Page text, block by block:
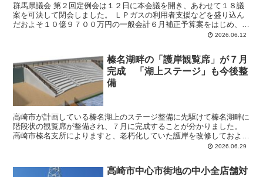
群馬県議会 第２回定例会は１２日に本会議を開き、あわせて１８議
案を可決して閉会しました。 ＬＰガスの利用者支援などを盛り込ん
だおよそ１０億９７００万円の一般会計６月補正予算案をはじめ、
「皇族の安定的な皇位継承」に向けた法整備の早期実現を求め...
2026.06.12
榛名湖畔の「護岸観覧席」が７月
完成 「湖上ステージ」も今後整
備
高崎市が計画している榛名湖上のステージ整備に先駆けて榛名湖畔に
階段状の観覧席が整備され、７月に完成することが分かりました。
高崎市榛名支所によりますと、老朽化していた護岸を改修しておよそ
３００人が座れる１３段の階段状の観覧席としました。８月...2026.06.29
高崎市中心市街地の中小全店舗対